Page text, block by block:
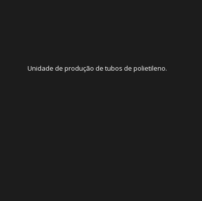
Unidade de produção de tubos de polietileno.